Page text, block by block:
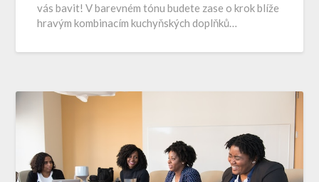
vás bavit! V barevném tónu budete zase o krok blíže
hravým kombinacím kuchyňských doplňků…